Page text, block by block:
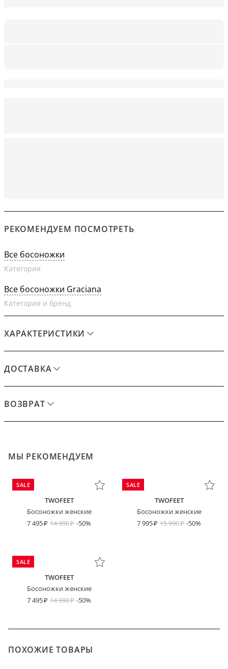
РЕКОМЕНДУЕМ ПОСМОТРЕТЬ
Все босоножки
Категория
Все босоножки Graciana
Категория и бренд
ХАРАКТЕРИСТИКИ
ДОСТАВКА
ВОЗВРАТ
МЫ РЕКОМЕНДУЕМ
SALE
TWOFEET
Босоножки женские
7 495
14 990 -50%
SALE
TWOFEET
Босоножки женские
7 995
15 990 -50%
SALE
TWOFEET
Босоножки женские
7 495
14 990 -50%
ПОХОЖИЕ ТОВАРЫ